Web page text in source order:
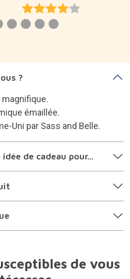
?
émaillée.
Uni par Sass and Belle.
de cadeau pour...
de vous